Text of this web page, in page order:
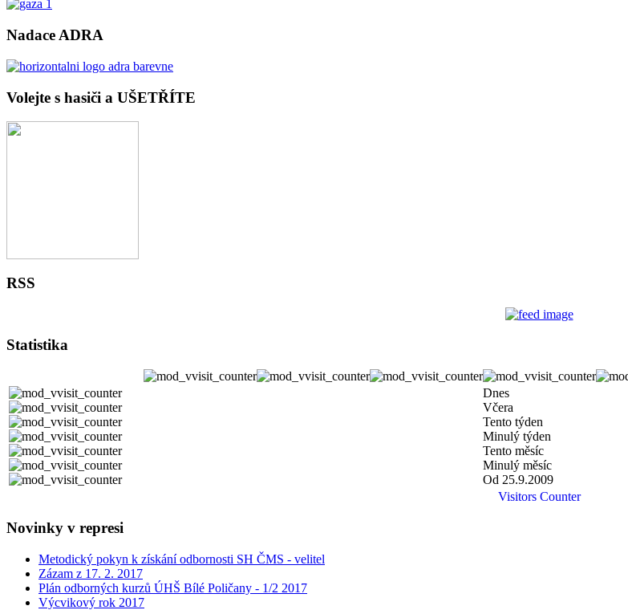
Nadace ADRA
Volejte s hasiči a UŠETŘÍTE
RSS
Statistika
Dnes
Včera
Tento týden
Minulý týden
Tento měsíc
Minulý měsíc
Od 25.9.2009
Visitors Counter
Novinky v represi
Metodický pokyn k získání odbornosti SH ČMS - velitel
Zázam z 17. 2. 2017
Plán odborných kurzů ÚHŠ Bílé Poličany - 1/2 2017
Výcvikový rok 2017